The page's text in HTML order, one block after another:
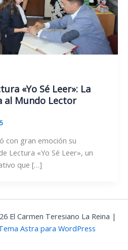
«Yo Sé Leer»: La
al Mundo Lector
con gran emoción su
Lectura «Yo Sé Leer», un
que […]
El Carmen Teresiano La Reina |
Astra para WordPress